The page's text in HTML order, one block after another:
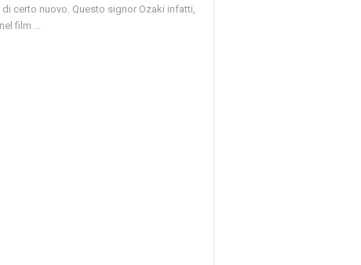
di certo nuovo. Questo signor Ozaki infatti,
film ...